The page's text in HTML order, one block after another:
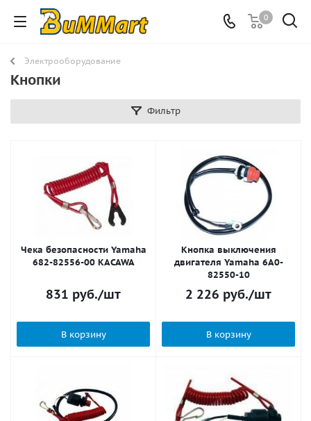
0
Электрооборудование
Кнопки
Фильтр
Чека безопасности Yamaha
682-82556-00 KACAWA
831 руб./шт
В корзину
Кнопка выключения
двигателя Yamaha 6A0-
82550-10
2 226 руб./шт
В корзину